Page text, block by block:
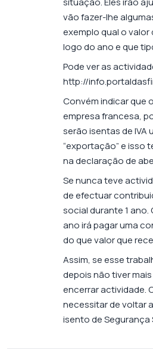
vão fazer-lhe
exemplo qual o
logo do ano e que
Pode ver as
http://
Convém indicar que
empresa francesa,
serão isentas de IVA
“exportação” e isso
na declaração de
Se nunca teve
de efectuar
social durante 1
ano irá pagar uma
do que valor que
Assim, se esse
depois não tiver
encerrar actividade.
necessitar de voltar
isento de Segurança